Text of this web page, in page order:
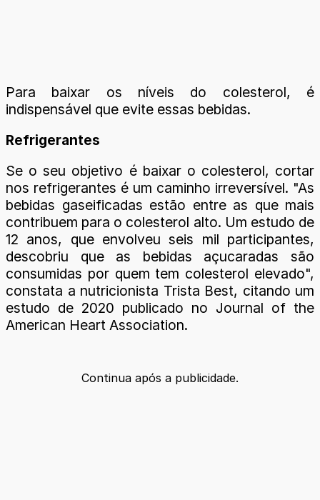
Para baixar os níveis do colesterol, é
indispensável que evite essas bebidas.
Refrigerantes
Se o seu objetivo é baixar o colesterol, cortar
nos refrigerantes é um caminho irreversível. "As
bebidas gaseificadas estão entre as que mais
contribuem para o colesterol alto. Um estudo de
12 anos, que envolveu seis mil participantes,
descobriu que as bebidas açucaradas são
consumidas por quem tem colesterol elevado",
constata a nutricionista Trista Best, citando um
estudo de 2020 publicado no Journal of the
American Heart Association.
Continua após a publicidade.